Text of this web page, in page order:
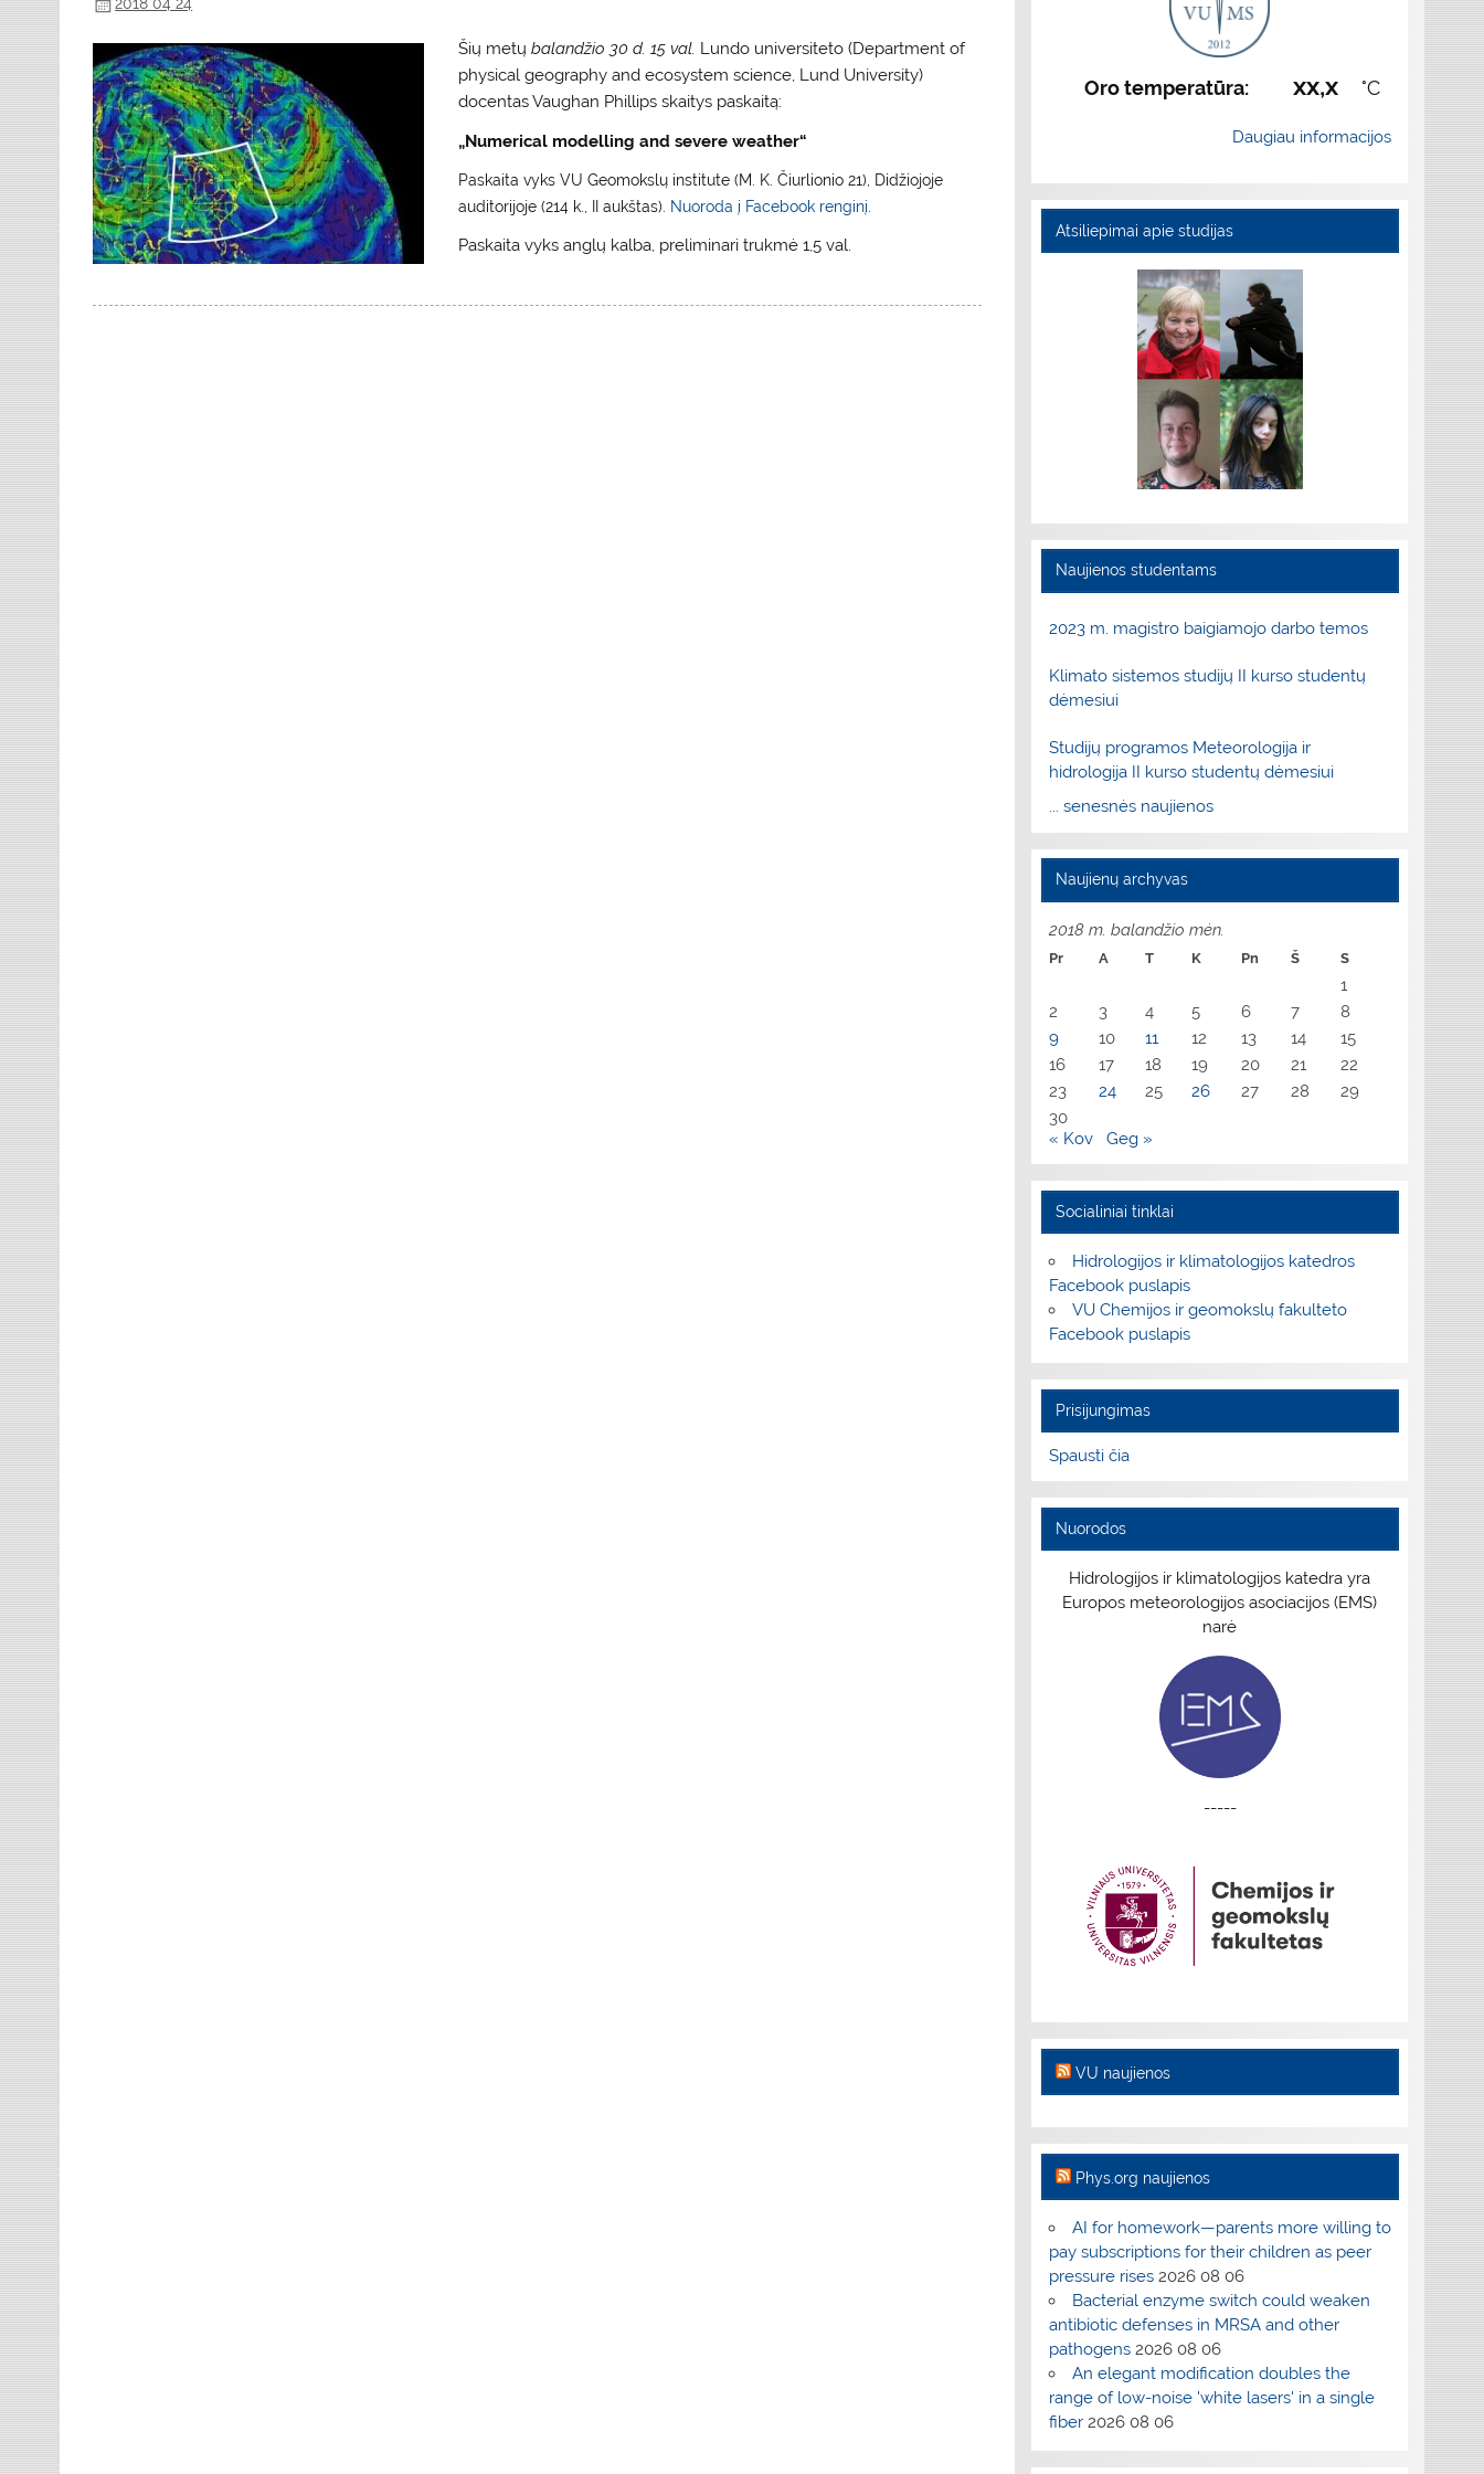
2018 04 24
Šių metų balandžio 30 d. 15 val. Lundo universiteto (Department of
physical geography and ecosystem science, Lund University)
docentas Vaughan Phillips skaitys paskaitą:
„Numerical modelling and severe weather“
Paskaita vyks VU Geomokslų institute (M. K. Čiurlionio 21), Didžiojoje
auditorijoje (214 k., II aukštas). Nuoroda į Facebook renginį
Paskaita vyks anglų kalba, preliminari trukmė 1,5 val.
Oro temperatūra: xx,x °C
Daugiau informacijos
Atsiliepimai apie studijas
Naujienos studentams
2023 m. magistro baigiamojo darbo temos
Klimato sistemos studijų II kurso studentų
dėmesiui
Studijų programos Meteorologija ir
hidrologija II kurso studentų dėmesiui
... senesnės naujienos
Naujienų archyvas
2018 m. balandžio mėn.
Pr A T K Pn Š S
1
2
3 4 5 6 7
8
9
10 11 12 13 14
15
16
17 18 19 20 21
22
23
24 25 26 27 28
29
30
« Kov
Geg »
Socialiniai tinklai
Hidrologijos ir klimatologijos katedros
Facebook puslapis
VU Chemijos ir geomokslų fakulteto
Facebook puslapis
Prisijungimas
Spausti čia
Nuorodos
Hidrologijos ir klimatologijos katedra yra
Europos meteorologijos asociacijos (EMS)
narė
-----
VU naujienos
Phys.org naujienos
AI for homework—parents more willing to
pay subscriptions for their children as peer
pressure rises 2026 08 06
Bacterial enzyme switch could weaken
antibiotic defenses in MRSA and other
pathogens 2026 08 06
An elegant modification doubles the
range of low-noise 'white lasers' in a single
fiber 2026 08 06